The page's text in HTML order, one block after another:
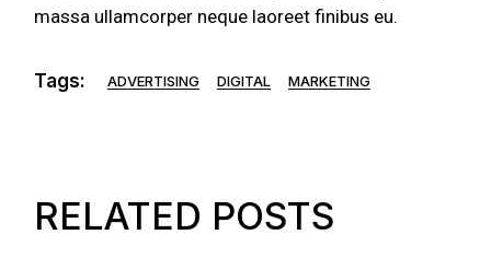
massa ullamcorper neque laoreet finibus eu.
Tags: ADVERTISING DIGITAL MARKETING
RELATED POSTS